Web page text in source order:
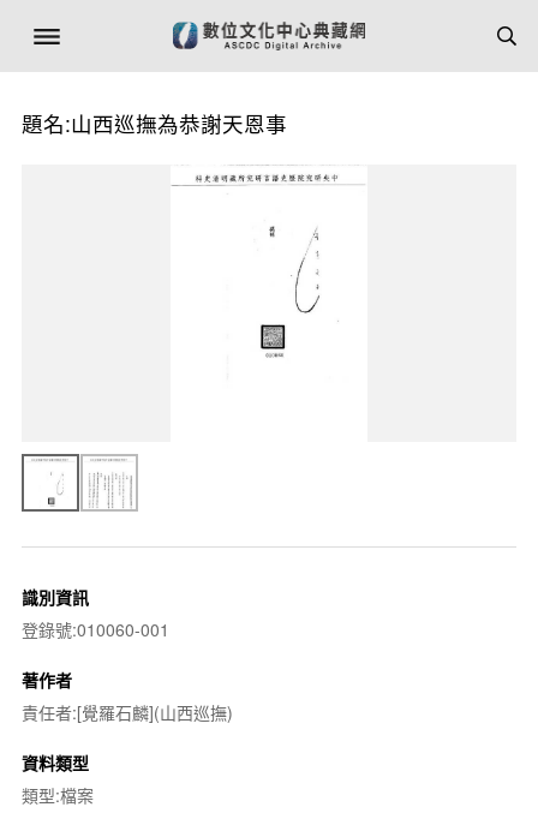
題名:山西巡撫為恭謝天恩事
識別資訊
登錄號:010060-001
著作者
責任者:[覺羅石麟](山西巡撫)
資料類型
類型:檔案